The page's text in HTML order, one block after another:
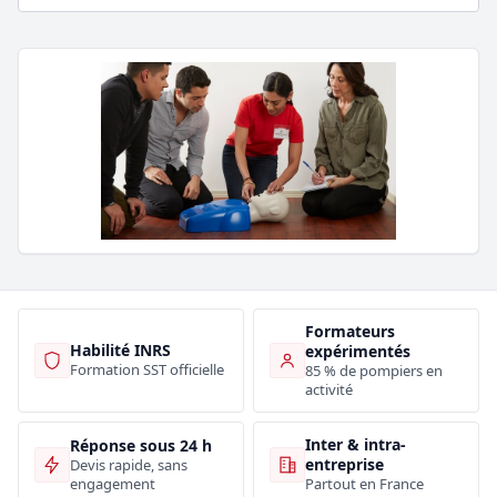
Habilité INRS
Formation SST officielle
Formateurs
expérimentés
85 % de pompiers en
activité
Réponse sous 24 h
Devis rapide, sans
engagement
Inter & intra-
entreprise
Partout en France